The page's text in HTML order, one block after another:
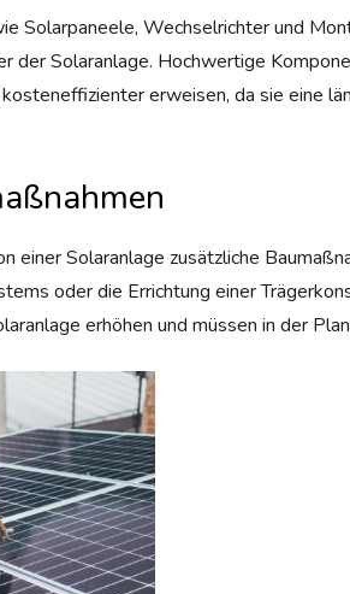
Solarpaneele, Wechselrichter und
der Solaranlage. Hochwertige
erweisen, da sie eine
einer Solaranlage zusätzliche
oder die Errichtung einer
erhöhen und müssen in der